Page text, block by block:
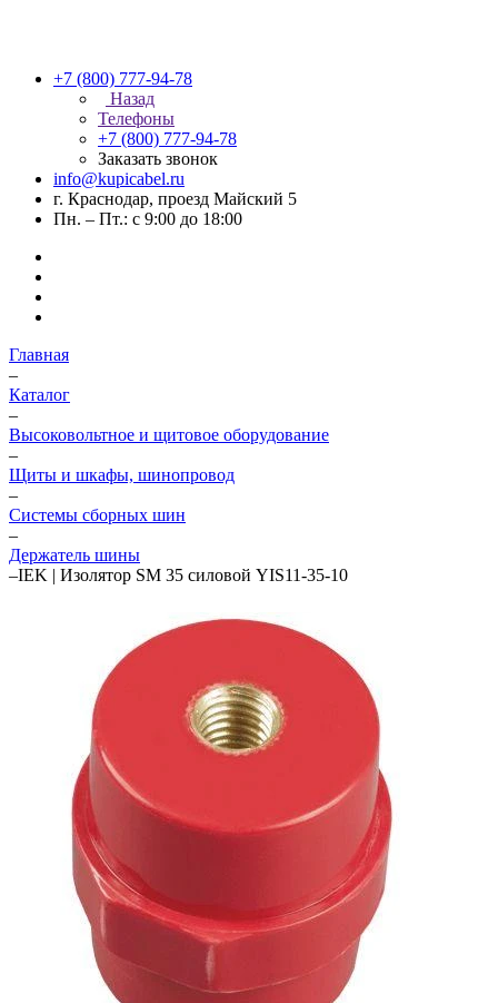
+7 (800) 777-94-78
Назад
Телефоны
+7 (800) 777-94-78
Заказать звонок
info@kupicabel.ru
г. Краснодар, проезд Майский 5
Пн. – Пт.: с 9:00 до 18:00
Главная
–
Каталог
–
Высоковольтное и щитовое оборудование
–
Щиты и шкафы, шинопровод
–
Системы сборных шин
–
Держатель шины
–IEK | Изолятор SM 35 силовой YIS11-35-10